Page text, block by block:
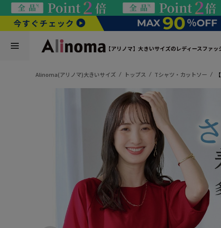
【アリノマ】大きいサイズのレディースファッ
Alinoma(アリノマ)大きいサイズ トップス Tシャツ・カットソー